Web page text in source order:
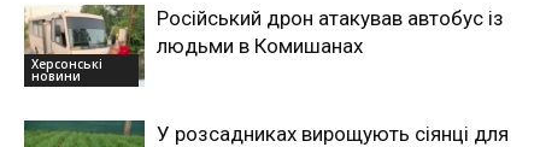
Херсонські
новини
Російський дрон атакував автобус із
людьми в Комишанах
У розсадниках вирощують сіянці для